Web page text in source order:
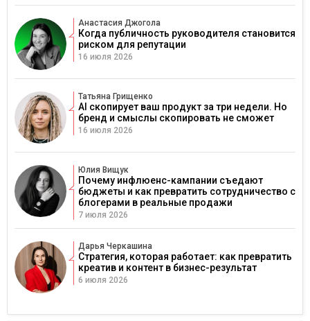
Анастасия Джогола
Когда публичность руководителя становится
риском для репутации
16 июля 2026
Татьяна Грищенко
AI скопирует ваш продукт за три недели. Но
бренд и смыслы скопировать не сможет
16 июля 2026
Юлия Вищук
Почему инфлюенс-кампании съедают
бюджеты и как превратить сотрудничество с
блогерами в реальные продажи
7 июля 2026
Дарья Черкашина
Стратегия, которая работает: как превратить
креатив и контент в бизнес-результат
6 июля 2026